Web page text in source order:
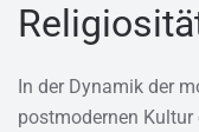
In der Dynamik der
postmodernen